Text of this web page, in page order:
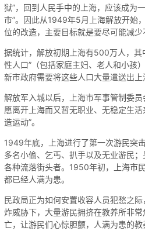
狱”，回到人民手中的上海，应该成为
市”。因此从1949年5月上海解放开始
位的改造，主要目标就是要尽可能减少
据统计，解放初期上海有500万人，其
性人口”（包括家庭主妇、老人和小孩
新市政府需要将这些人口大量遣送出上
解放军入城以后，上海市军事管制委
愿离开上海而又暂无职业、无稳定生
造运动”。
1949年底，上海进行了第一次游民突
多名小偷、乞丐、扒手以及无业游民
各种流落街头者。1950年初，上海市
都已经人满为患。
民政局正为如何安置收容人员犯愁之际
炸威胁下，大量游民拥挤在教养所非
亡，让游民们心惊胆颤，人满为患的